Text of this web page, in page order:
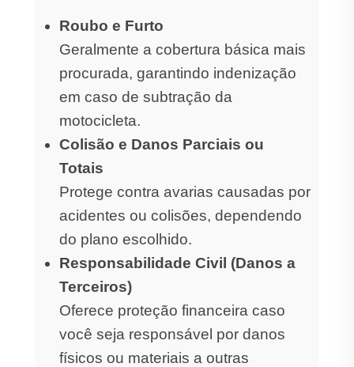
Roubo e Furto
Geralmente a cobertura básica mais
procurada, garantindo indenização
em caso de subtração da
motocicleta.
Colisão e Danos Parciais ou
Totais
Protege contra avarias causadas por
acidentes ou colisões, dependendo
do plano escolhido.
Responsabilidade Civil (Danos a
Terceiros)
Oferece proteção financeira caso
você seja responsável por danos
físicos ou materiais a outras